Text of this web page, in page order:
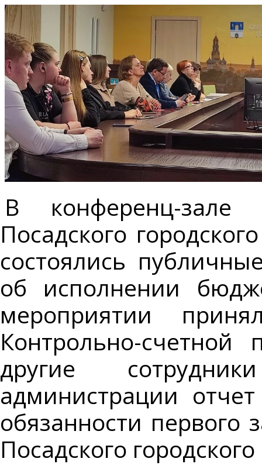
В конференц-зале
Посадского
состоялись
об исполнении
мероприятии
Контрольно-
другие
администрации
обязанности первого
Посадского